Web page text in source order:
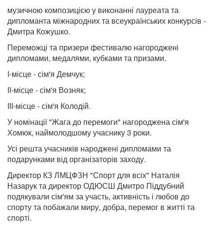
музичною композицією у виконанні лауреата та
дипломанта міжнародних та всеукраїнських конкурсів -
Дмитра Кожушко.
Переможці та призери фестивалю нагороджені
дипломами, медалями, кубками та призами.
I-місце - сім'я Демчук;
II-місце - сім'я Возняк;
III-місце - сім'я Колодій.
У номінації "Жага до перемоги" нагороджена сім'я
Хомюк, наймолодшому учаснику 3 роки.
Усі решта учасників народжені дипломами та
подарунками від організаторів заходу.
Директор КЗ ЛМЦФЗН "Спорт для всіх" Наталія
Назарук та директор ОДЮСШ Дмитро Піддубний
подякували сім'ям за участь, активність і любов до
спорту та побажали миру, добра, перемог в житті та
спорті.